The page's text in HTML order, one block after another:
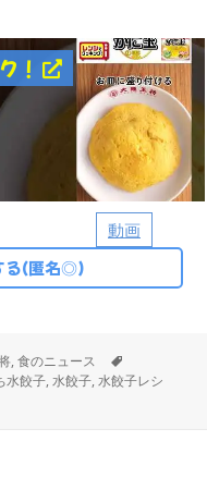
動画
！
る(匿名◎)
,食のニュース
グ
水餃子,水餃子,水餃子レシ